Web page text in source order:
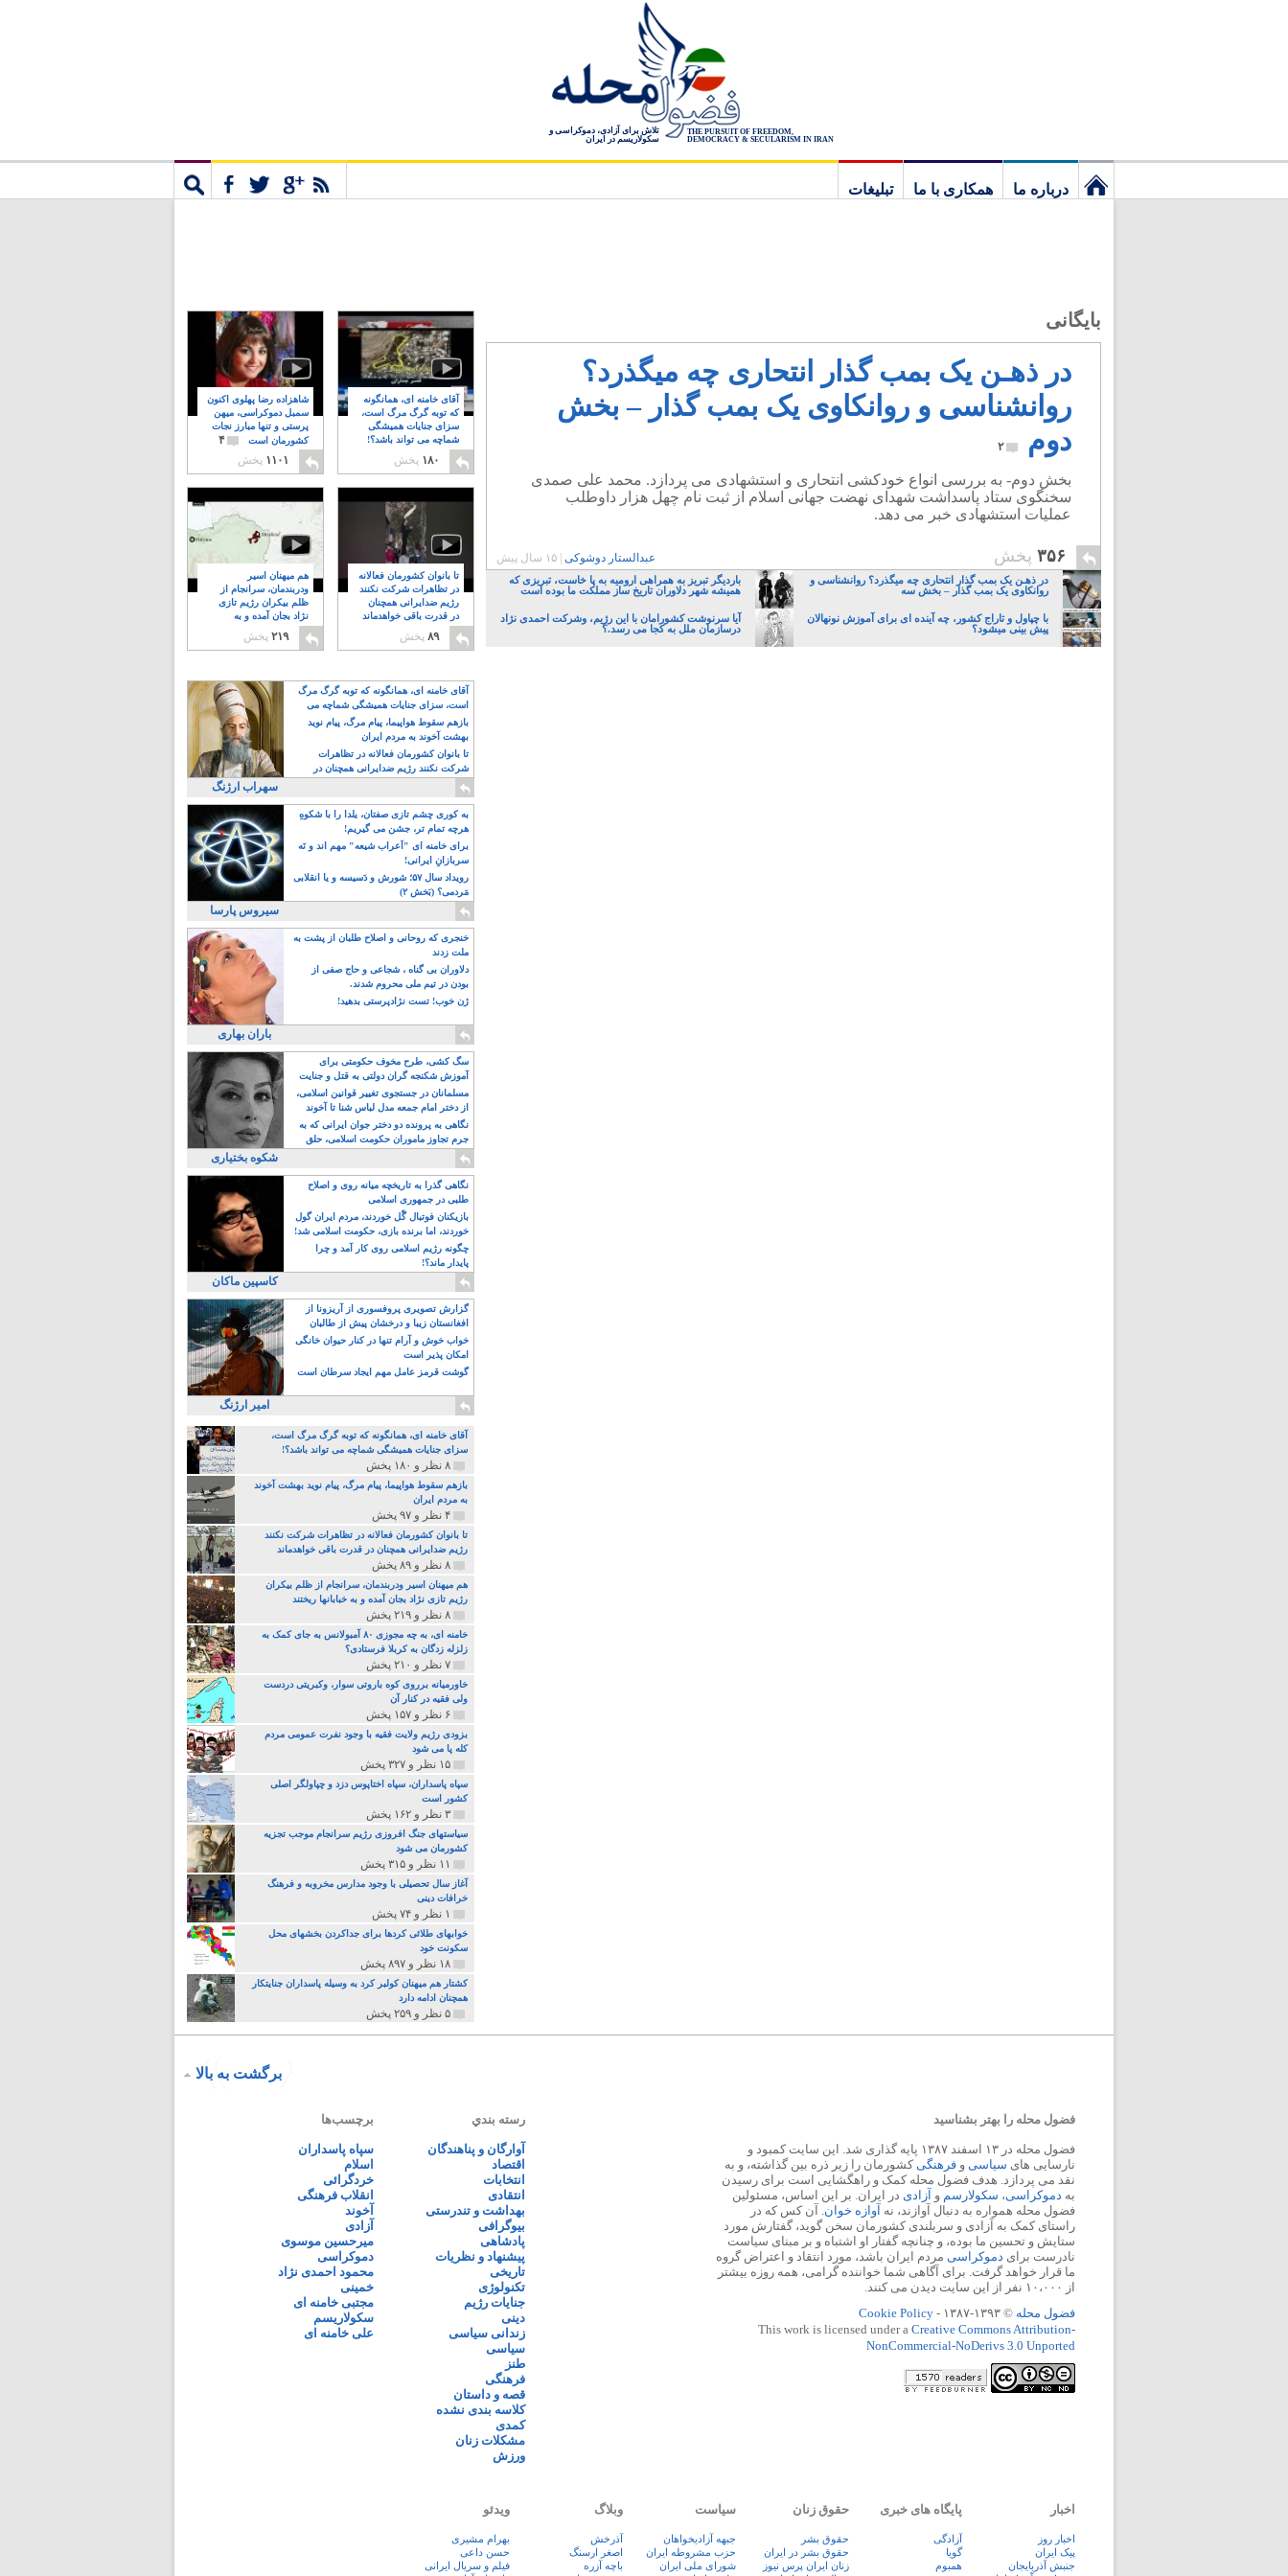
THE PURSUIT OF FREEDOM,
DEMOCRACY & SECULARISM IN IRAN
تلاش برای آزادی، دموکراسی و
سکولاریسم در ایران
درباره ما همکاری با ما
تبلیغات
بایگانی
در ذهـن یک بمب گذار انتحاری چه میگذرد؟
روانشناسی و روانکاوی یک بمب گذار – بخش
دوم
۲
بخش دوم- به بررسی انواع خودکشی انتحاری و استشهادی می پردازد. محمد علی صمدی
سخنگوی ستاد پاسداشت شهدای نهضت جهانی اسلام از ثبت نام چهل هزار داوطلب
عملیات استشهادی خبر می دهد.
۳۵۶ پخش عبدالستار دوشوکی ۱۵ سال پیش
در ذهـن یک بمب گذار انتحاری چه میگذرد؟ روانشناسی و
روانکاوی یک بمب گذار – بخش سه
باردیگر تبریز به همراهی ارومیه به پا خاست، تبریزی که
همیشه شهر دلاوران تاریخ ساز مملکت ما بوده است
با چپاول و تاراج کشور، چه آینده ای برای آموزش نونهالان
پیش بینی میشود؟
آیا سرنوشت کشورامان با این رژیم، وشرکت احمدی نژاد
درسازمان ملل به کجا می رسد.؟
شاهزاده رضا پهلوی اکنون
سمبل دموکراسی، میهن
پرستی و تنها مبارز نجات
کشورمان است
۴
۱۱۰۱ پخش
آقای خامنه ای، همانگونه
که توبه گرگ مرگ است،
سزای جنایات همیشگی
شماچه می تواند باشد؟!
۸
۱۸۰ پخش
هم میهنان اسیر
ودربندمان، سرانجام از
ظلم بیکران رژیم تازی
نژاد بجان آمده و به
۲۱۹ پخش
تا بانوان کشورمان فعالانه
در تظاهرات شرکت نکنند
رژیم ضدایرانی همچنان
در قدرت باقی خواهدماند
۸
۸۹ پخش
آقای خامنه ای، همانگونه که توبه گرگ مرگ
است، سزای جنایات همیشگی شماچه می
تواند باشد؟!
بازهم سقوط هواپیما، پیام مرگ، پیام نوید
بهشت آخوند به مردم ایران
تا بانوان کشورمان فعالانه در تظاهرات
شرکت نکنند رژیم ضدایرانی همچنان در
قدرت باقی خواهدماند
سهراب ارژنگ
به کوری چشم تازی صفتان، یلدا را با شکوهِ
هرچه تمام تر، جشن می گیریم!
برای خامنه ای "اَعراب شیعه" مهم اند و نَه
سربازانِ ایرانی!
رویداد سال ۵۷؛ شورش و دَسیسه و یا انقلابی
مَردمی؟ (بَخش ۲)
سیروس پارسا
خنجری که روحانی و اصلاح طلبان از پشت به
ملت زدند
دلاوران بی گناه ، شجاعی و حاج صفی از
بودن در تیم ملی محروم شدند.
ژن خوب! تست نژادپرستی بدهید!
باران بهاری
سگ کشی، طرح مخوف حکومتی برای
آموزش شکنجه گران دولتی به قتل و جنایت
بیشتر
مسلمانان در جستجوی تغییر قوانین اسلامی،
از دختر امام جمعه مدل لباس شنا تا آخوند
مسلمان همجنسگرا!
نگاهی به پرونده دو دختر جوان ایرانی که به
جرم تجاوز ماموران حکومت اسلامی، حلق
آویز شدند!
شکوه بختیاری
نگاهی گذرا به تاریخچه میانه روی و اصلاح
طلبی در جمهوری اسلامی
بازیکنان فوتبال گًل خوردند، مردم ایران گول
خوردند، اما برنده بازی، حکومت اسلامی شد!
چگونه رژیم اسلامی روی کار آمد و چرا
پایدار ماند؟!
کاسپین ماکان
گزارش تصویری پروفسوری از آریزونا از
افغانستان زیبا و درخشان پیش از طالبان
خواب خوش و آرام تنها در کنار حیوان خانگی
امکان پذیر است
گوشت قرمز عامل مهم ایجاد سرطان است
امیر ارژنگ
آقای خامنه ای، همانگونه که توبه گرگ مرگ است،
سزای جنایات همیشگی شماچه می تواند باشد؟!
۸ نظر و ۱۸۰ پخش
بازهم سقوط هواپیما، پیام مرگ، پیام نوید بهشت آخوند
به مردم ایران
۴ نظر و ۹۷ پخش
تا بانوان کشورمان فعالانه در تظاهرات شرکت نکنند
رژیم ضدایرانی همچنان در قدرت باقی خواهدماند
۸ نظر و ۸۹ پخش
هم میهنان اسیر ودربندمان، سرانجام از ظلم بیکران
رژیم تازی نژاد بجان آمده و به خبابانها ریختند
۸ نظر و ۲۱۹ پخش
خامنه ای، به چه مجوزی ۸۰ آمبولانس به جای کمک به
زلزله زدگان به کربلا فرستادی؟
۷ نظر و ۲۱۰ پخش
خاورمیانه برروی کوه باروتی سوار، وکبریتی دردست
ولی فقیه در کنار آن
۶ نظر و ۱۵۷ پخش
بزودی رژیم ولایت فقیه با وجود نفرت عمومی مردم
کله پا می شود
۱۵ نظر و ۳۲۷ پخش
سپاه پاسداران، سپاه اختاپوس دزد و چپاولگر اصلی
کشور است
۳ نظر و ۱۶۲ پخش
سیاستهای جنگ افروزی رژیم سرانجام موجب تجزیه
کشورمان می شود
۱۱ نظر و ۳۱۵ پخش
آغاز سال تحصیلی با وجود مدارس مخروبه و فرهنگ
خرافات دینی
۱ نظر و ۷۴ پخش
خوابهای طلائی کردها برای جداکردن بخشهای محل
سکونت خود
۱۸ نظر و ۸۹۷ پخش
کشتار هم میهنان کولبر کرد به وسیله پاسداران جنایتکار
همچنان ادامه دارد
۵ نظر و ۲۵۹ پخش
برگشت به بالا
فضول محله را بهتر بشناسید
فضول محله در ۱۳ اسفند ۱۳۸۷ پایه گذاری شد. این سایت کمبود و
نارسایی های سیاسی و فرهنگیکشورمان را زیر ذره بین گذاشته، و به
نقد می پردازد. هدف فضول محله کمک و راهگشایی است برای رسیدن
به دموکراسی، سکولارسم و آزادی در ایران. بر این اساس، مسئولین
فضول محله همواره به دنبال آوازند، نه آوازه خوان. آن کس که در
راستای کمک به آزادی و سربلندی کشورمان سخن گوید، گفتارش مورد
ستایش و تحسین ما بوده، و چنانچه گفتار او اشتباه و بر مبنای سیاست
نادرست برای دموکراسی مردم ایران باشد، مورد انتقاد و اعتراض گروه
ما قرار خواهد گرفت. برای آگاهی شما خواننده گرامی، همه روزه بیشتر
از ۱۰،۰۰۰ نفر از این سایت دیدن می کنند.
فضول محله © ۱۳۹۳-۱۳۸۷ -
Cookie Policy
This work is licensed under a Creative Commons Attribution-
NonCommercial-NoDerivs 3.0 Unported
رسته بندي
آوارگان و پناهندگان
اقتصاد
انتخابات
انتقادی
بهداشت و تندرستی
بیوگرافی
پادشاهی
پیشنهاد و نظریات
تاریخی
تکنولوژی
جنایات رژیم
دینی
زندانی سیاسی
سیاسی
طنز
فرهنگی
قصه و داستان
کلاسه بندی نشده
کمدی
مشکلات زنان
ورزش
برچسب‌ها
سپاه پاسداران
اسلام
خردگرائی
انقلاب فرهنگی
آخوند
آزادی
میرحسین موسوی
دموکراسی
محمود احمدی نژاد
خمینی
مجتبی خامنه ای
سکولاریسم
علی خامنه ای
اخبار
اخبار روز
پيک ايران
جنبش آذربایجان
پایگاه های خبری
آزادگی
گویا
همبوم
حقوق زنان
حقوق بشر
حقوق بشر در ایران
زنان ايران پرس نيوز
سیاست
جبهه آزادیخواهان
حزب مشروطه ایران
شورای ملی ایران
وبلاگ
آذرخش
اصغر ارسنگ
باچه آزره
ویدئو
بهرام مشیری
حسن داعی
فيلم و سريال ايرانی